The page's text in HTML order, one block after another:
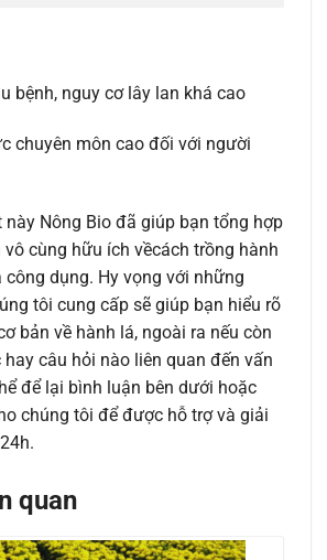
bệnh, nguy cơ lây lan khá cao
chuyên môn cao đối với người
này Nông Bio đã giúp bạn tổng hợp
cùng hữu ích vềcách trồng hành
công dụng. Hy vọng với những
tôi cung cấp sẽ giúp bạn hiểu rõ
bản về hành lá, ngoài ra nếu còn
câu hỏi nào liên quan đến vấn
để lại bình luận bên dưới hoặc
chúng tôi để được hỗ trợ và giải
quan